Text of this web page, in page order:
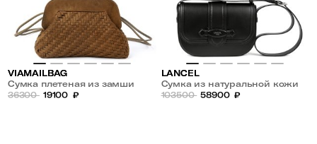
VIAMAILBAG
Сумка плетеная из замши
36300 19100 ₽
LANCEL
Сумка из натуральной кожи
103500 58900 ₽